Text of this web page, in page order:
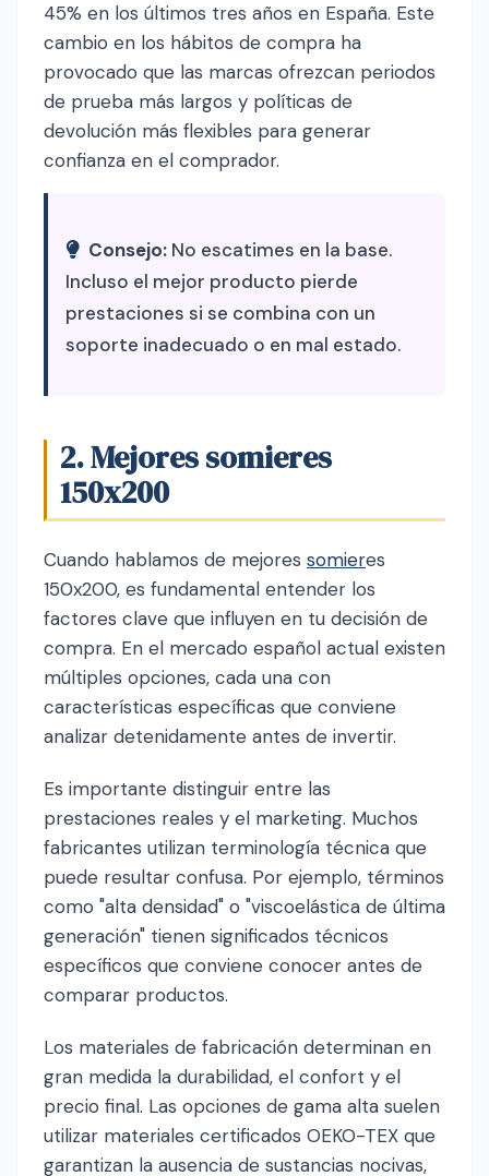
45% en los últimos tres años en España. Este
cambio en los hábitos de compra ha
provocado que las marcas ofrezcan periodos
de prueba más largos y políticas de
devolución más flexibles para generar
confianza en el comprador.
Consejo: No escatimes en la base.
Incluso el mejor producto pierde
prestaciones si se combina con un
soporte inadecuado o en mal estado.
2. Mejores somieres
150x200
Cuando hablamos de mejores somieres
150x200, es fundamental entender los
factores clave que influyen en tu decisión de
compra. En el mercado español actual existen
múltiples opciones, cada una con
características específicas que conviene
analizar detenidamente antes de invertir.
Es importante distinguir entre las
prestaciones reales y el marketing. Muchos
fabricantes utilizan terminología técnica que
puede resultar confusa. Por ejemplo, términos
como "alta densidad" o "viscoelástica de última
generación" tienen significados técnicos
específicos que conviene conocer antes de
comparar productos.
Los materiales de fabricación determinan en
gran medida la durabilidad, el confort y el
precio final. Las opciones de gama alta suelen
utilizar materiales certificados OEKO-TEX que
garantizan la ausencia de sustancias nocivas,